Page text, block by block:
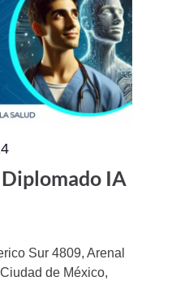
IA
Sur 4809, Arenal
de México,